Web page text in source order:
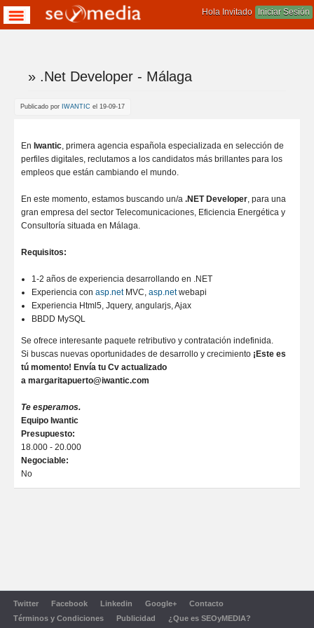
Iniciar Sesión
Hola Invitado
Te encuentras aqui
» .Net Developer - Málaga
Publicado por IWANTIC el 19-09-17
En Iwantic, primera agencia española especializada en selección de
perfiles digitales, reclutamos a los candidatos más brillantes para los
empleos que están cambiando el mundo.
En este momento, estamos buscando un/a .NET Developer, para una
gran empresa del sector Telecomunicaciones, Eficiencia Energética y
Consultoría situada en Málaga.
Requisitos:
1-2 años de experiencia desarrollando en .NET
Experiencia con asp.netMVC, asp.netwebapi
Experiencia Html5, Jquery, angularjs, Ajax
BBDD MySQL
Se ofrece interesante paquete retributivo y contratación indefinida.
Si buscas nuevas oportunidades de desarrollo y crecimiento ¡Este es
tú momento! Envía tu Cv actualizado
a margaritapuerto@iwantic.com
Te esperamos.
Equipo Iwantic
Presupuesto:
18.000 - 20.000
Negociable:
No
Twitter Facebook Linkedin Google+
Contacto
Términos y Condiciones
Publicidad ¿Que es SEOyMEDIA?